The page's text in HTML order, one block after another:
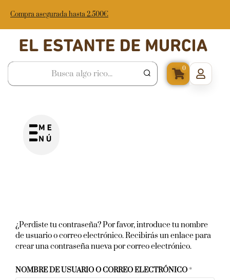
Compra asegurada hasta 2.500€
0
¿Perdiste tu contraseña? Por favor, introduce tu nombre
de usuario o correo electrónico. Recibirás un enlace para
crear una contraseña nueva por correo electrónico.
NOMBRE DE USUARIO O CORREO ELECTRÓNICO *